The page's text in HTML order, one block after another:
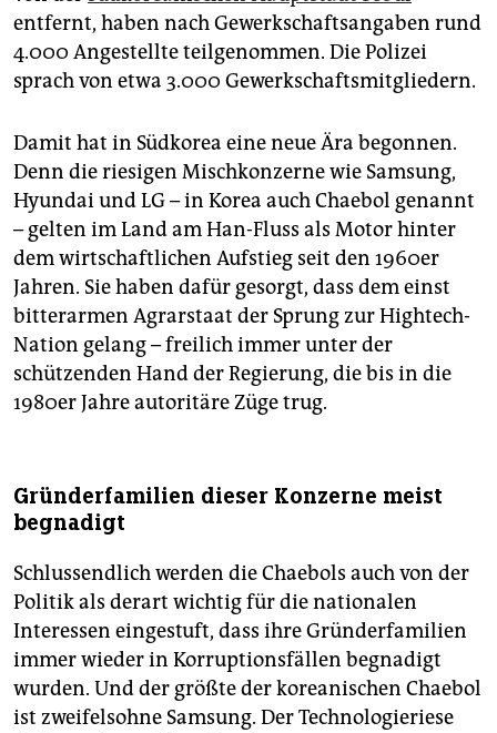
entfernt, haben nach Gewerkschaftsangaben rund
4.000 Angestellte teilgenommen. Die Polizei
sprach von etwa 3.000 Gewerkschaftsmitgliedern.
Damit hat in Südkorea eine neue Ära begonnen.
Denn die riesigen Mischkonzerne wie Samsung,
Hyundai und LG – in Korea auch Chaebol genannt
– gelten im Land am Han-Fluss als Motor hinter
dem wirtschaftlichen Aufstieg seit den 1960er
Jahren. Sie haben dafür gesorgt, dass dem einst
bitterarmen Agrarstaat der Sprung zur Hightech-
Nation gelang – freilich immer unter der
schützenden Hand der Regierung, die bis in die
1980er Jahre autoritäre Züge trug.
Gründerfamilien dieser Konzerne meist
begnadigt
Schlussendlich werden die Chaebols auch von der
Politik als derart wichtig für die nationalen
Interessen eingestuft, dass ihre Gründerfamilien
immer wieder in Korruptionsfällen begnadigt
wurden. Und der größte der koreanischen Chaebol
ist zweifelsohne Samsung. Der Technologieriese